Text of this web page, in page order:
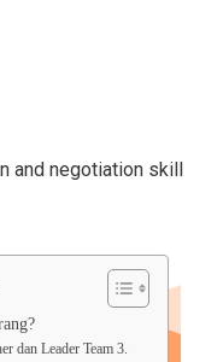
dan Leader Team 3.